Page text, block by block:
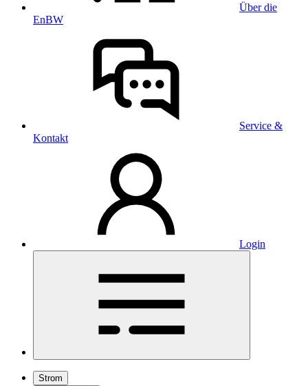
Über die
EnBW
Service &
Kontakt
Login
Strom